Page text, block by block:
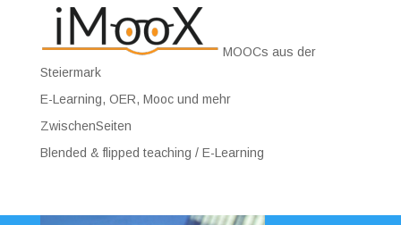
MOOCs aus der
Steiermark
E-Learning, OER, Mooc und mehr
ZwischenSeiten
Blended & flipped teaching / E-Learning